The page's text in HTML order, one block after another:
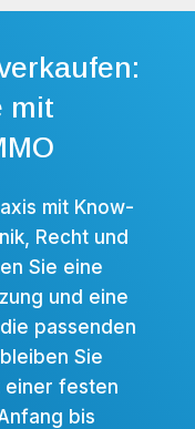
mit
mit Know-
Recht und
Sie eine
und eine
passenden
Sie
einer festen
bis